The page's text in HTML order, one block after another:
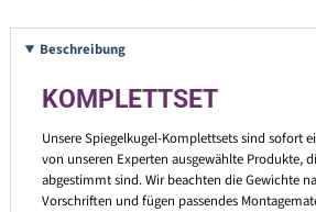
Beschreibung
KOMPLETTSET
Unsere Spiegelkugel-Komplettsets sind sofort
von unseren Experten ausgewählte Produkte,
abgestimmt sind. Wir beachten die Gewichte
Vorschriften und fügen passendes